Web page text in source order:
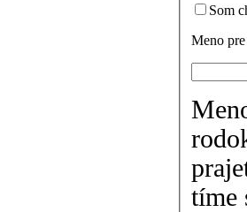
Som
Meno
tíme